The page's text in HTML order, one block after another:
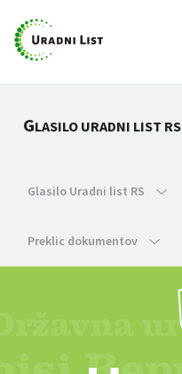
GLASILO URADNI LIST RS
Glasilo Uradni list RS
Preklic dokumentov